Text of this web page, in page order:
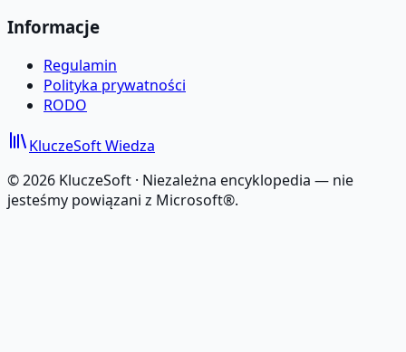
Informacje
Regulamin
Polityka prywatności
RODO
KluczeSoftWiedza
©2026 KluczeSoft · Niezależna encyklopedia — nie
jesteśmy powiązani z Microsoft®.